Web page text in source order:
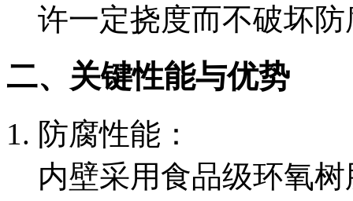
许一定挠度而不破坏
二、关键性能与优势
防腐性能：
内壁采用食品级环氧